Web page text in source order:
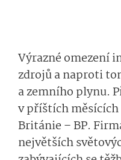
Výrazné omezení
zdrojů a naproti
a zemního plynu.
v příštích
Británie – BP.
největších